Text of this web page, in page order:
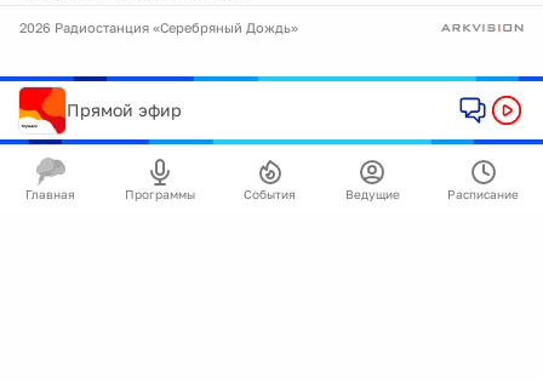
2026 Радиостанция «Серебряный Дождь»
Прямой эфир
Главная Программы События Ведущие Расписание